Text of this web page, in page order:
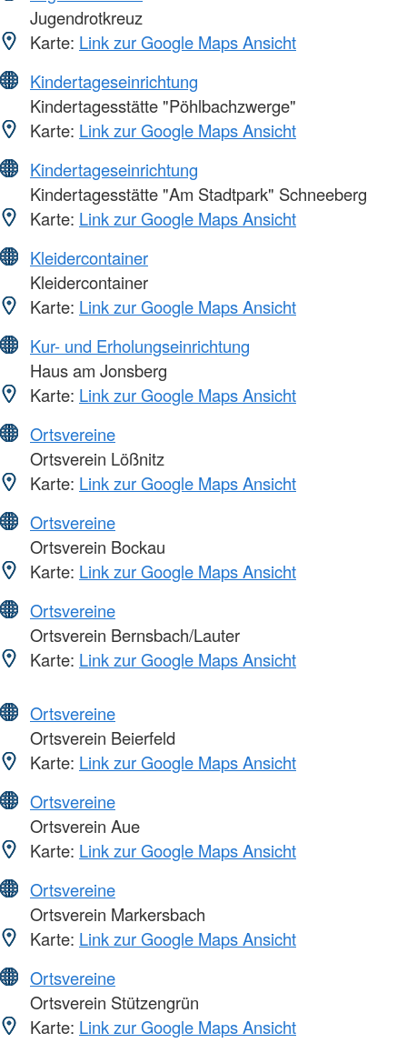
Jugendrotkreuz
Karte: Link zur Google Maps Ansicht
Kindertageseinrichtung
Kindertagesstätte "Pöhlbachzwerge"
Karte: Link zur Google Maps Ansicht
Kindertageseinrichtung
Kindertagesstätte "Am Stadtpark" Schneeberg
Karte: Link zur Google Maps Ansicht
Kleidercontainer
Kleidercontainer
Karte: Link zur Google Maps Ansicht
Kur- und Erholungseinrichtung
Haus am Jonsberg
Karte: Link zur Google Maps Ansicht
Ortsvereine
Ortsverein Lößnitz
Karte: Link zur Google Maps Ansicht
Ortsvereine
Ortsverein Bockau
Karte: Link zur Google Maps Ansicht
Ortsvereine
Ortsverein Bernsbach/Lauter
Karte: Link zur Google Maps Ansicht
Ortsvereine
Ortsverein Beierfeld
Karte: Link zur Google Maps Ansicht
Ortsvereine
Ortsverein Aue
Karte: Link zur Google Maps Ansicht
Ortsvereine
Ortsverein Markersbach
Karte: Link zur Google Maps Ansicht
Ortsvereine
Ortsverein Stützengrün
Karte: Link zur Google Maps Ansicht